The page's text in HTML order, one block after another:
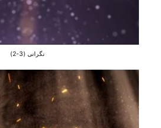
نگرانی (3-2)